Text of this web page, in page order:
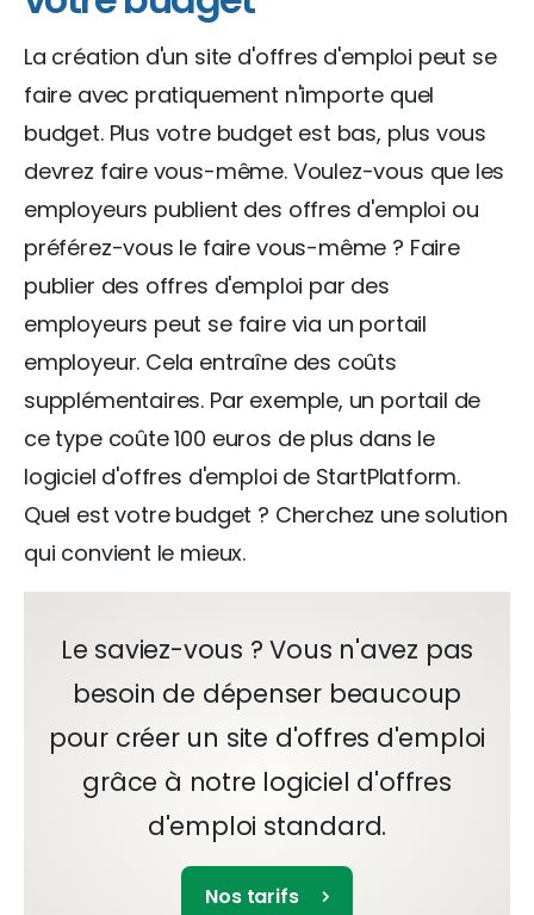
La création d'un site d'offres d'emploi peut se
faire avec pratiquement n'importe quel
budget. Plus votre budget est bas, plus vous
devrez faire vous-même. Voulez-vous que les
employeurs publient des offres d'emploi ou
préférez-vous le faire vous-même ? Faire
publier des offres d'emploi par des
employeurs peut se faire via un portail
employeur. Cela entraîne des coûts
supplémentaires. Par exemple, un portail de
ce type coûte 100 euros de plus dans le
logiciel d'offres d'emploi de StartPlatform.
Quel est votre budget ? Cherchez une solution
qui convient le mieux.
Le saviez-vous ? Vous n'avez pas
besoin de dépenser beaucoup
pour créer un site d'offres d'emploi
grâce à notre logiciel d'offres
d'emploi standard.
Nos tarifs